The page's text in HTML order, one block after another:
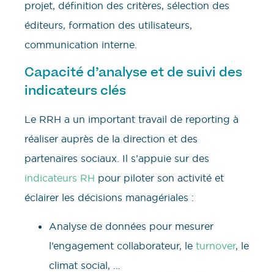
projet, définition des critères, sélection des
éditeurs, formation des utilisateurs,
communication interne.
Capacité d’analyse et de suivi des
indicateurs clés
Le RRH a un important travail de reporting à
réaliser auprès de la direction et des
partenaires sociaux. Il s’appuie sur des
indicateurs RH pour piloter son activité et
éclairer les décisions managériales :
Analyse de données pour mesurer
l’engagement collaborateur, le turnover, le
climat social, …